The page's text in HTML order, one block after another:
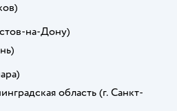
на-Дону)
область (г. Санкт-